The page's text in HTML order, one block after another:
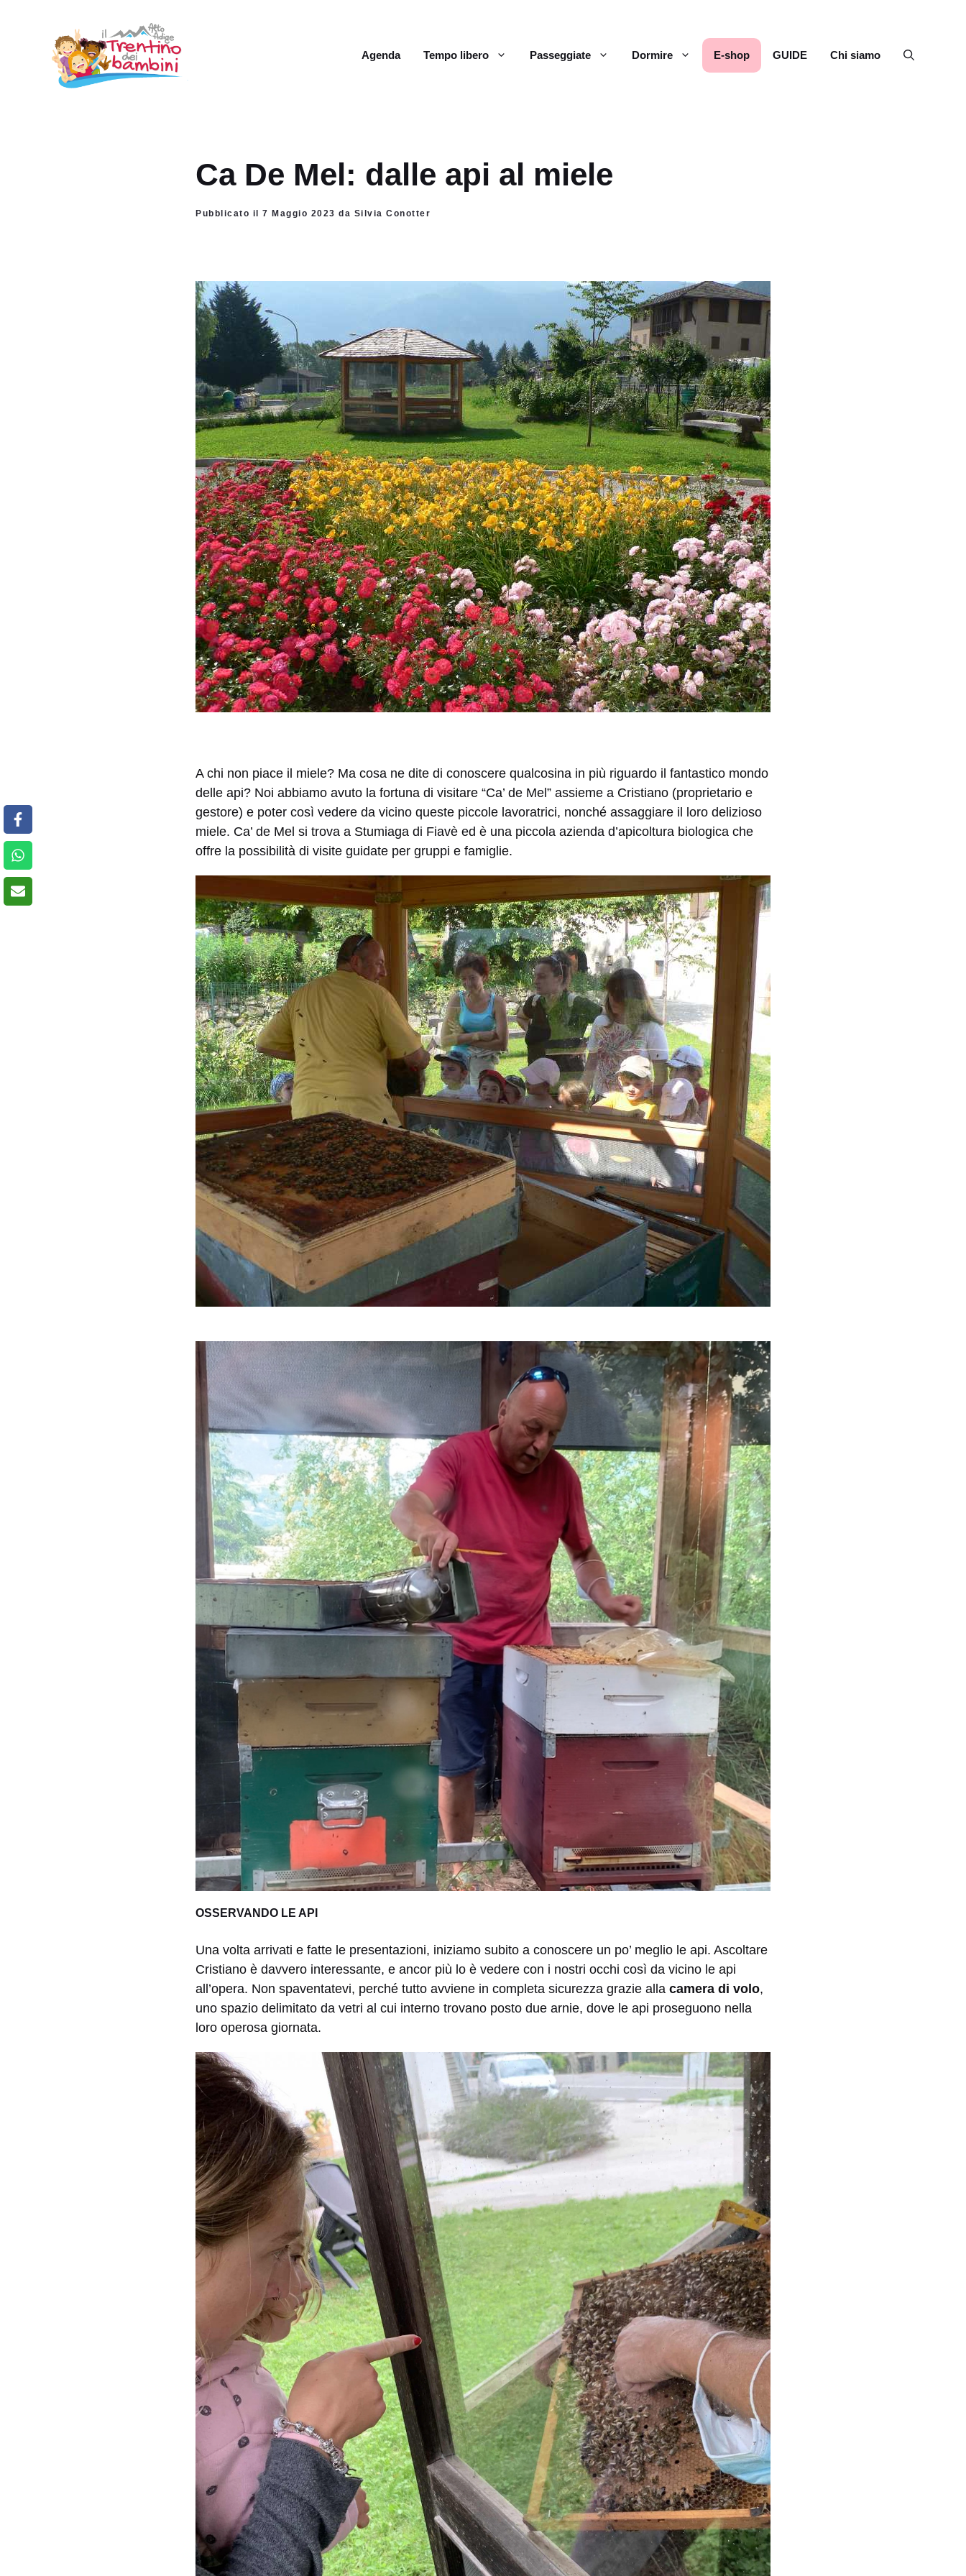
contenuto
Agenda Tempo libero Passeggiate Dormire E-shop GUIDE Chi siamo
Ca De Mel: dalle api al miele
Pubblicato il 7 Maggio 2023 da Silvia Conotter
A chi non piace il miele? Ma cosa ne dite di conoscere qualcosina in più riguardo il fantastico mondo
delle api? Noi abbiamo avuto la fortuna di visitare “Ca’ de Mel” assieme a Cristiano (proprietario e
gestore) e poter così vedere da vicino queste piccole lavoratrici, nonché assaggiare il loro delizioso
miele. Ca’ de Mel si trova a Stumiaga di Fiavè ed è una piccola azienda d’apicoltura biologica che
offre la possibilità di visite guidate per gruppi e famiglie.
OSSERVANDO LE API
Una volta arrivati e fatte le presentazioni, iniziamo subito a conoscere un po’ meglio le api. Ascoltare
Cristiano è davvero interessante, e ancor più lo è vedere con i nostri occhi così da vicino le api
all’opera. Non spaventatevi, perché tutto avviene in completa sicurezza grazie alla camera di volo,
uno spazio delimitato da vetri al cui interno trovano posto due arnie, dove le api proseguono nella
loro operosa giornata.